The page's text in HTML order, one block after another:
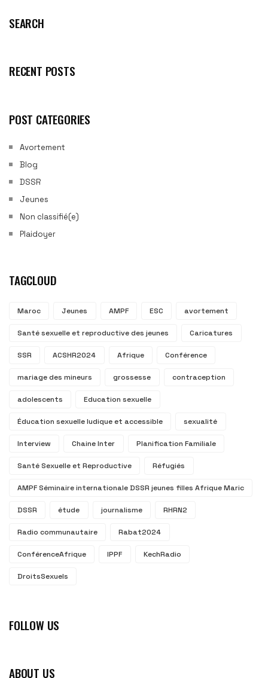
SEARCH
RECENT POSTS
POST CATEGORIES
Avortement
Blog
DSSR
Jeunes
Non classifié(e)
Plaidoyer
TAGCLOUD
Maroc Jeunes AMPF ESC avortement
Santé sexuelle et reproductive des jeunes Caricatures
SSR ACSHR2024 Afrique Conférence
mariage des mineurs grossesse contraception
adolescents Education sexuelle
Éducation sexuelle ludique et accessible sexualité
Interview Chaine Inter Planification Familiale
Santé Sexuelle et Reproductive Réfugiés
AMPF Séminaire internationale DSSR jeunes filles Afrique Maric
DSSR étude journalisme RHRN2
Radio communautaire Rabat2024
ConférenceAfrique IPPF KechRadio
DroitsSexuels
FOLLOW US
ABOUT US